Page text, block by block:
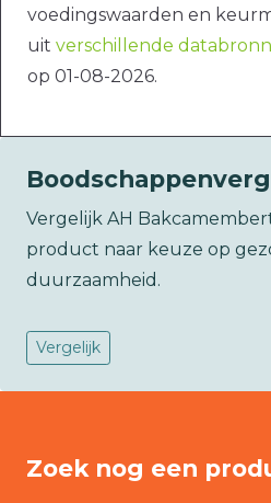
voedingswaarden en
uit verschillende
op 01-08-2026.
Vergelijk AH
product naar keuze op
duurzaamheid.
Vergelijk
Zoek nog een